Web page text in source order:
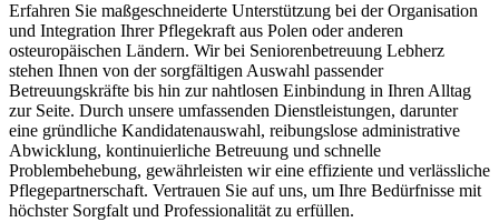
Erfahren Sie maßgeschneiderte Unterstützung bei der Organisation
und Integration Ihrer Pflegekraft aus Polen oder anderen
osteuropäischen Ländern. Wir bei Seniorenbetreuung Lebherz
stehen Ihnen von der sorgfältigen Auswahl passender
Betreuungskräfte bis hin zur nahtlosen Einbindung in Ihren Alltag
zur Seite. Durch unsere umfassenden Dienstleistungen, darunter
eine gründliche Kandidatenauswahl, reibungslose administrative
Abwicklung, kontinuierliche Betreuung und schnelle
Problembehebung, gewährleisten wir eine effiziente und verlässliche
Pflegepartnerschaft. Vertrauen Sie auf uns, um Ihre Bedürfnisse mit
höchster Sorgfalt und Professionalität zu erfüllen.